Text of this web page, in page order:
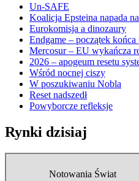
Un-SAFE
Koalicja Epsteina napada
Eurokomisja a dinozaury
Endgame – początek końca
Mercosur – EU wykańcza
2026 – apogeum resetu
Wśród nocnej ciszy
W poszukiwaniu Nobla
Reset nadszedł
Powyborcze refleksje
Rynki dzisiaj
Notowania Świat